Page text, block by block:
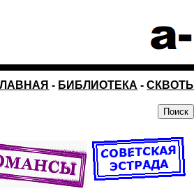
- БИБЛИОТЕКА -СКВОТЫ